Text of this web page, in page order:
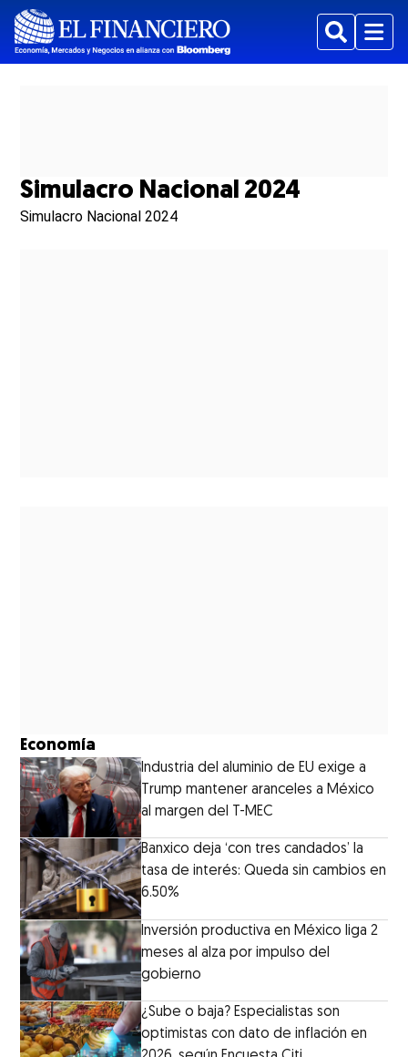
BuscarMenu
Simulacro Nacional 2024
Simulacro Nacional 2024
Economía
Industria del aluminio de EU exige a
Trump mantener aranceles a México
al margen del T-MEC
Banxico deja ‘con tres candados’ la
tasa de interés: Queda sin cambios en
6.50%
Inversión productiva en México liga 2
meses al alza por impulso del
gobierno
¿Sube o baja? Especialistas son
optimistas con dato de inflación en